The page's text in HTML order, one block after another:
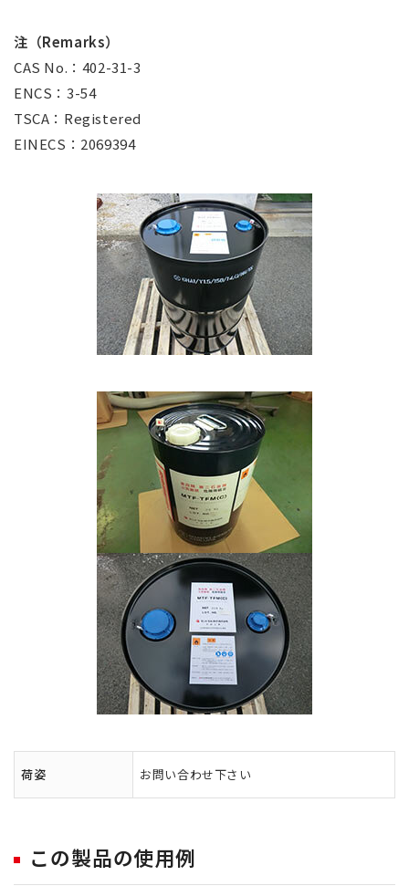
注（Remarks）
CAS No.：402-31-3
ENCS：3-54
TSCA：Registered
EINECS：2069394
荷姿 お問い合わせ下さい
この製品の使用例